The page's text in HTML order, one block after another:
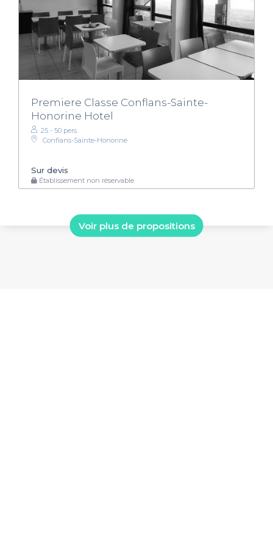
Premiere Classe Conflans-Sainte-
Honorine Hotel
25 - 50 pers.
Conflans-Sainte-Honorine
Sur devis
Établissement non réservable
Voir plus de propositions